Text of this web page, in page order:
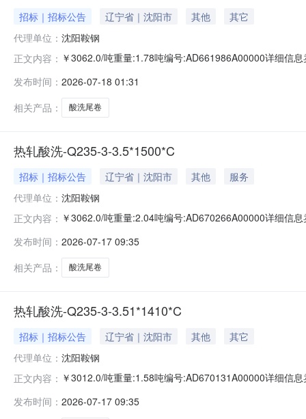
招标｜招标公告 辽宁省｜沈阳市 其他
其它
代理单位： 沈阳鞍钢
正文内容： ￥3062.0/吨重量:1.78吨编号:AD661986A00000详细信
求产线名称:冷轧1#线锌层重量代码描述:上表面锌层重量
发布时间： 2026-07-18 01:31
相关产品：
酸洗尾卷
热轧酸洗-Q235-3-3.5*1500*C
招标｜招标公告 辽宁省｜沈阳市 其他
服务
代理单位： 沈阳鞍钢
正文内容： ￥3062.0/吨重量:2.04吨编号:AD670266A00000详细信
产线名称:冷轧1#线锌层重量代码描述:上表面锌层重量
发布时间： 2026-07-17 09:35
相关产品：
酸洗尾卷
热轧酸洗-Q235-3-3.51*1410*C
招标｜招标公告 辽宁省｜沈阳市 其他
其它
代理单位： 沈阳鞍钢
正文内容： ￥3012.0/吨重量:1.58吨编号:AD670131A00000详细信
求产线名称:冷轧1#线锌层重量代码描述:上表面锌层重量
发布时间： 2026-07-17 09:35